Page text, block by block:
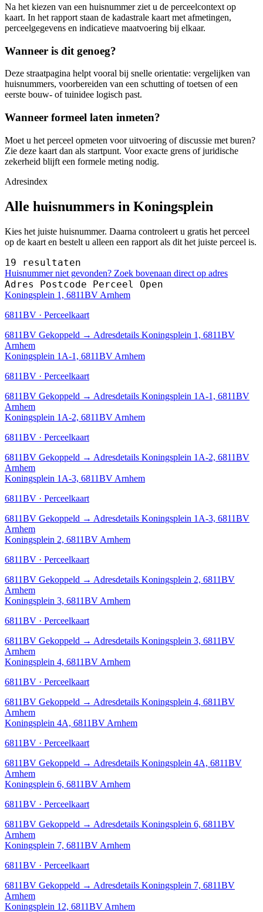
Na het kiezen van een huisnummer ziet u de perceelcontext op
kaart. In het rapport staan de kadastrale kaart met afmetingen,
perceelgegevens en indicatieve maatvoering bij elkaar.
Wanneer is dit genoeg?
Deze straatpagina helpt vooral bij snelle orientatie: vergelijken van
huisnummers, voorbereiden van een schutting of toetsen of een
eerste bouw- of tuinidee logisch past.
Wanneer formeel laten inmeten?
Moet u het perceel opmeten voor uitvoering of discussie met buren?
Zie deze kaart dan als startpunt. Voor exacte grens of juridische
zekerheid blijft een formele meting nodig.
Adresindex
Alle huisnummers in Koningsplein
Kies het juiste huisnummer. Daarna controleert u gratis het perceel
op de kaart en bestelt u alleen een rapport als dit het juiste perceel is.
19 resultaten
Huisnummer niet gevonden? Zoek bovenaan direct op adres
Adres Postcode Perceel Open
Koningsplein 1, 6811BV Arnhem
6811BV · Perceelkaart
6811BV Gekoppeld → Adresdetails Koningsplein 1, 6811BV
Arnhem
Koningsplein 1A-1, 6811BV Arnhem
6811BV · Perceelkaart
6811BV Gekoppeld → Adresdetails Koningsplein 1A-1, 6811BV
Arnhem
Koningsplein 1A-2, 6811BV Arnhem
6811BV · Perceelkaart
6811BV Gekoppeld → Adresdetails Koningsplein 1A-2, 6811BV
Arnhem
Koningsplein 1A-3, 6811BV Arnhem
6811BV · Perceelkaart
6811BV Gekoppeld → Adresdetails Koningsplein 1A-3, 6811BV
Arnhem
Koningsplein 2, 6811BV Arnhem
6811BV · Perceelkaart
6811BV Gekoppeld → Adresdetails Koningsplein 2, 6811BV
Arnhem
Koningsplein 3, 6811BV Arnhem
6811BV · Perceelkaart
6811BV Gekoppeld → Adresdetails Koningsplein 3, 6811BV
Arnhem
Koningsplein 4, 6811BV Arnhem
6811BV · Perceelkaart
6811BV Gekoppeld → Adresdetails Koningsplein 4, 6811BV
Arnhem
Koningsplein 4A, 6811BV Arnhem
6811BV · Perceelkaart
6811BV Gekoppeld → Adresdetails Koningsplein 4A, 6811BV
Arnhem
Koningsplein 6, 6811BV Arnhem
6811BV · Perceelkaart
6811BV Gekoppeld → Adresdetails Koningsplein 6, 6811BV
Arnhem
Koningsplein 7, 6811BV Arnhem
6811BV · Perceelkaart
6811BV Gekoppeld → Adresdetails Koningsplein 7, 6811BV
Arnhem
Koningsplein 12, 6811BV Arnhem